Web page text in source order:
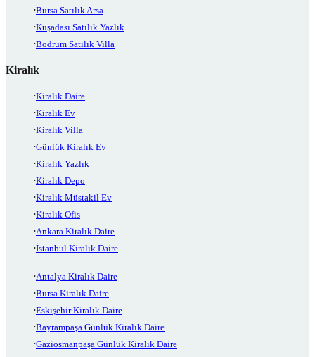
Bursa Satılık Arsa
Kuşadası Satılık Yazlık
Bodrum Satılık Villa
Kiralık
Kiralık Daire
Kiralık Ev
Kiralık Villa
Günlük Kiralık Ev
Kiralık Yazlık
Kiralık Depo
Kiralık Müstakil Ev
Kiralık Ofis
Ankara Kiralık Daire
İstanbul Kiralık Daire
Antalya Kiralık Daire
Bursa Kiralık Daire
Eskişehir Kiralık Daire
Bayrampaşa Günlük Kiralık Daire
Gaziosmanpaşa Günlük Kiralık Daire